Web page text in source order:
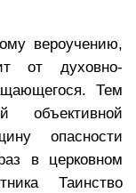
вероучению,
от духовно-
Тем
опасности
в церковном
Таинство